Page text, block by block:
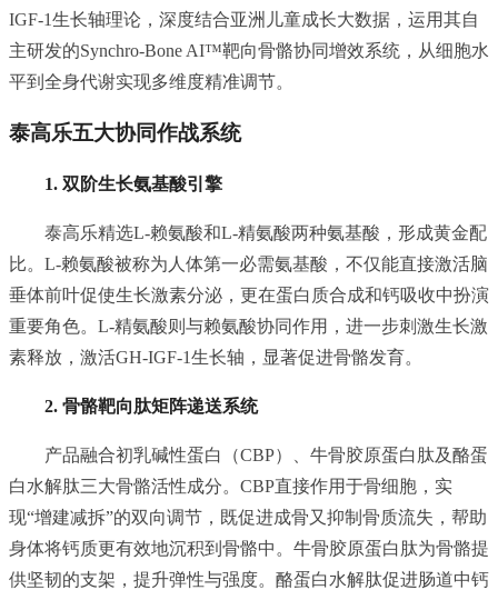
IGF-1生长轴理论，深度结合亚洲儿童成长大数据，运用其自
主研发的Synchro-Bone AI™靶向骨骼协同增效系统，从细胞水
平到全身代谢实现多维度精准调节。
泰高乐五大协同作战系统
1. 双阶生长氨基酸引擎
泰高乐精选L-赖氨酸和L-精氨酸两种氨基酸，形成黄金配
比。L-赖氨酸被称为人体第一必需氨基酸，不仅能直接激活脑
垂体前叶促使生长激素分泌，更在蛋白质合成和钙吸收中扮演
重要角色。L-精氨酸则与赖氨酸协同作用，进一步刺激生长激
素释放，激活GH-IGF-1生长轴，显著促进骨骼发育。
2. 骨骼靶向肽矩阵递送系统
产品融合初乳碱性蛋白（CBP）、牛骨胶原蛋白肽及酪蛋
白水解肽三大骨骼活性成分。CBP直接作用于骨细胞，实
现“增建减拆”的双向调节，既促进成骨又抑制骨质流失，帮助
身体将钙质更有效地沉积到骨骼中。牛骨胶原蛋白肽为骨骼提
供坚韧的支架，提升弹性与强度。酪蛋白水解肽促进肠道中钙